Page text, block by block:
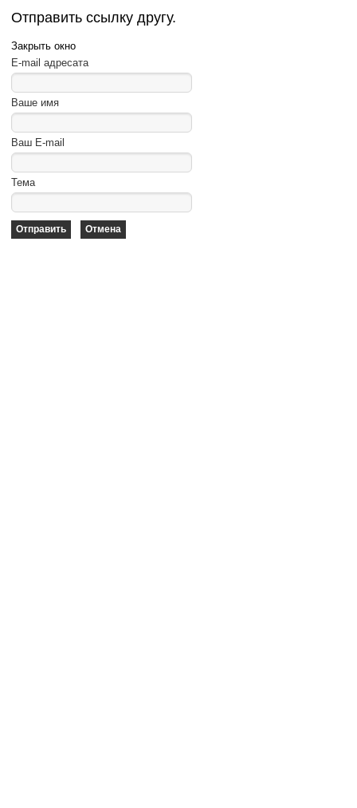
Отправить ссылку другу.
Закрыть окно
E-mail адресата
Ваше имя
Ваш E-mail
Тема
Отправить Отмена